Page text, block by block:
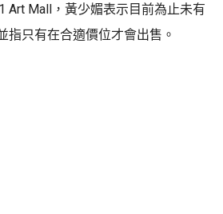
Art Mall，黃少媚表示目前為止未有
指只有在合適價位才會出售。